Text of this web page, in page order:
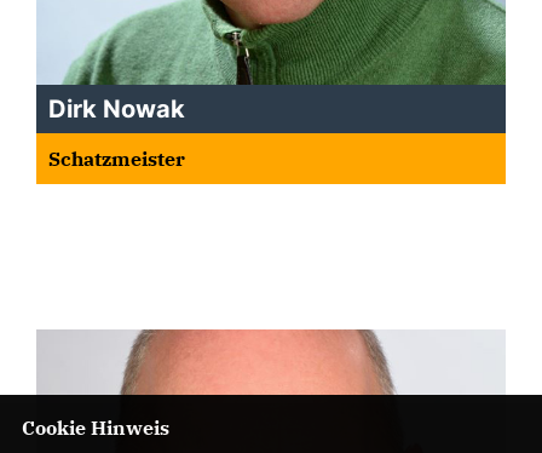
Dirk Nowak
Schatzmeister
Cookie Hinweis